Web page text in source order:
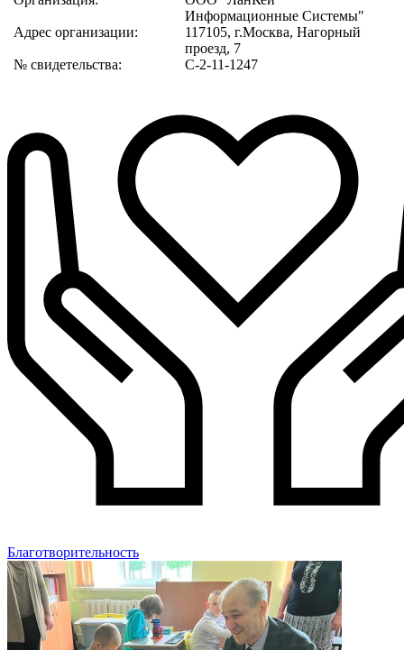
Информационные Системы"
Адрес организации:
117105, г.Москва, Нагорный
проезд, 7
№ свидетельства:
С-2-11-1247
Благотворительность